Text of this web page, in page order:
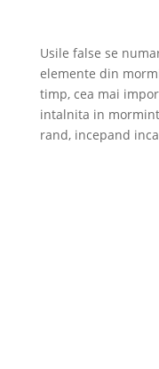
Usile false se
elemente din
timp, cea mai
intalnita in
rand, incepand